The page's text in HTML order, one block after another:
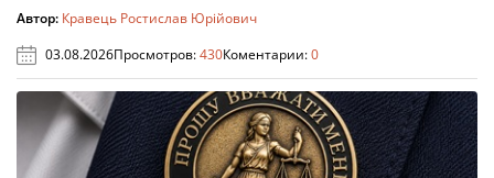
Автор: Кравець Ростислав Юрійович
03.08.2026Просмотров:430Коментарии:0